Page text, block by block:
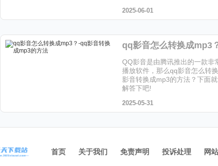
2025-06-01
QQ影音是由腾讯推出的一款非
播放软件，那么qq影音怎么转
影音转换成mp3的方法？下面
解答下吧!
2025-05-31
首页 关于我们 免责声明 投诉处理 网